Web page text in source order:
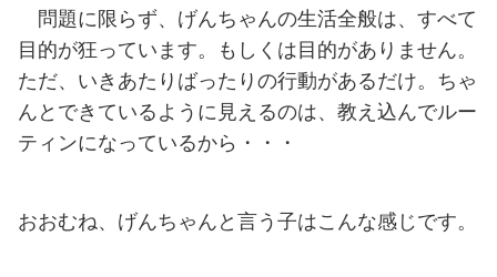
問題に限らず、げんちゃんの生活全般は、すべて
目的が狂っています。もしくは目的がありません。
ただ、いきあたりばったりの行動があるだけ。ちゃ
んとできているように見えるのは、教え込んでルー
ティンになっているから・・・
おおむね、げんちゃんと言う子はこんな感じです。